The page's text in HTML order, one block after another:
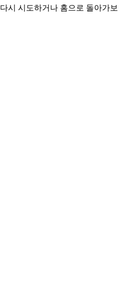
다시 시도하거나 홈으로 돌아가보